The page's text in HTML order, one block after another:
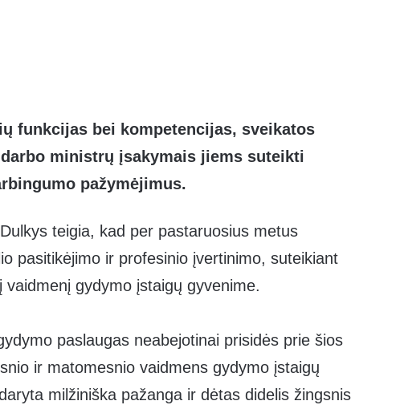
funkcijas bei kompetencijas, sveikatos
ministrų įsakymais jiems suteikti
pažymėjimus.
teigia, kad per pastaruosius metus
pasitikėjimo ir profesinio įvertinimo, suteikiant
gydymo įstaigų gyvenime.
paslaugas neabejotinai prisidės prie šios
ir matomesnio vaidmens gydymo įstaigų
milžiniška pažanga ir dėtas didelis žingsnis